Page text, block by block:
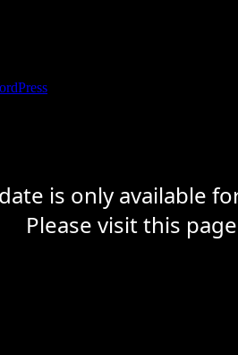
is only available
Please visit this